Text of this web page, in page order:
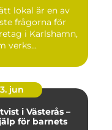
lokal är en av
frågorna för
i Karlshamn,
verks...
jun
i Västerås –
för barnets